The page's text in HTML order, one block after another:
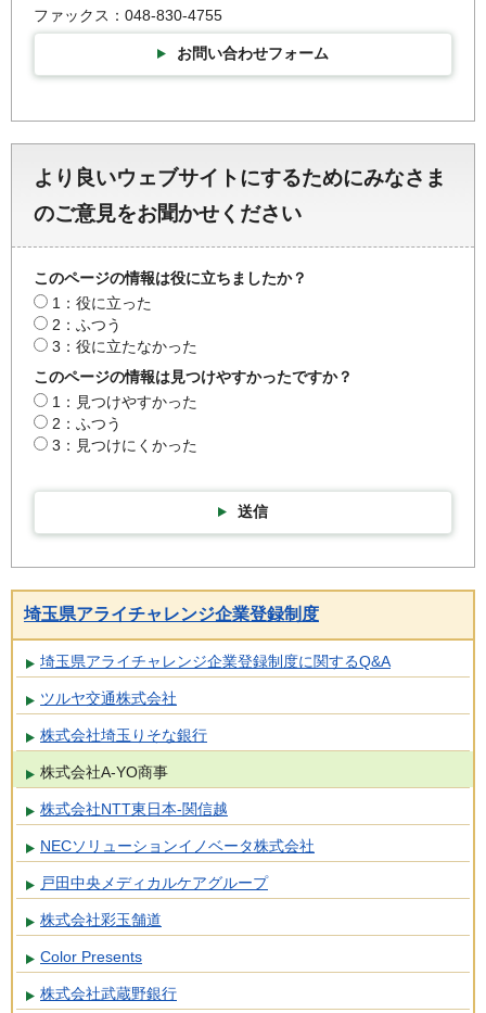
ファックス：048-830-4755
お問い合わせフォーム
より良いウェブサイトにするためにみなさま
のご意見をお聞かせください
このページの情報は役に立ちましたか？
1：役に立った
2：ふつう
3：役に立たなかった
このページの情報は見つけやすかったですか？
1：見つけやすかった
2：ふつう
3：見つけにくかった
送信
埼玉県アライチャレンジ企業登録制度
埼玉県アライチャレンジ企業登録制度に関するQ&A
ツルヤ交通株式会社
株式会社埼玉りそな銀行
株式会社A-YO商事
株式会社NTT東日本-関信越
NECソリューションイノベータ株式会社
戸田中央メディカルケアグループ
株式会社彩玉舗道
Color Presents
株式会社武蔵野銀行